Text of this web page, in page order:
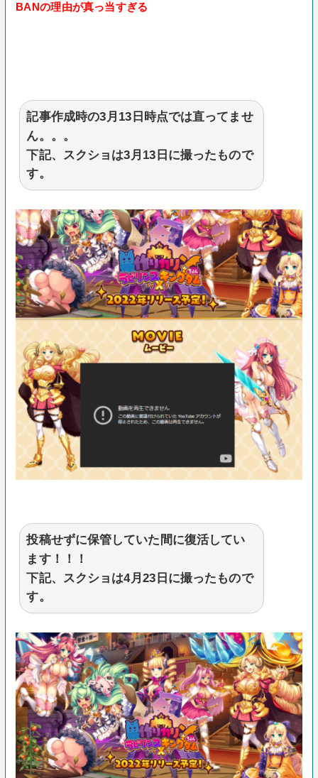
BANの理由が真っ当すぎる
記事作成時の3月13日時点では直ってませ
ん。。。
下記、スクショは3月13日に撮ったもので
す。
投稿せずに保管していた間に復活してい
ます！！！
下記、スクショは4月23日に撮ったもので
す。